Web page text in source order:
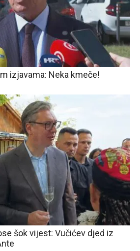
izjavama: Neka kmeče!
šok vijest: Vučićev djed iz